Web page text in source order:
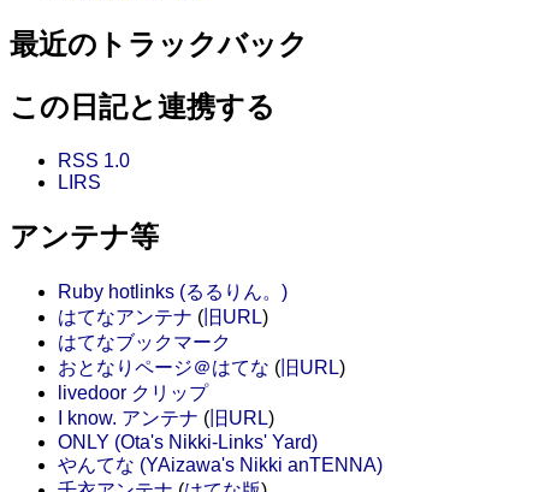
最近のトラックバック
この日記と連携する
RSS 1.0
LIRS
アンテナ等
Ruby hotlinks (るるりん。)
はてなアンテナ ( 旧URL)
はてなブックマーク
おとなりページ＠はてな ( 旧URL)
livedoor クリップ
I know. アンテナ ( 旧URL)
ONLY (Ota's Nikki-Links' Yard)
やんてな (YAizawa's Nikki anTENNA)